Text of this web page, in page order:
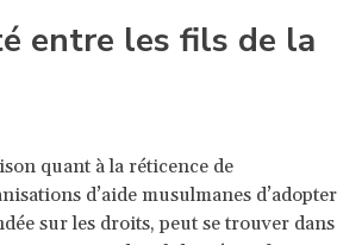
entre les fils de la
quant à la réticence de
d’aide musulmanes d’adopter
sur les droits, peut se trouver dans